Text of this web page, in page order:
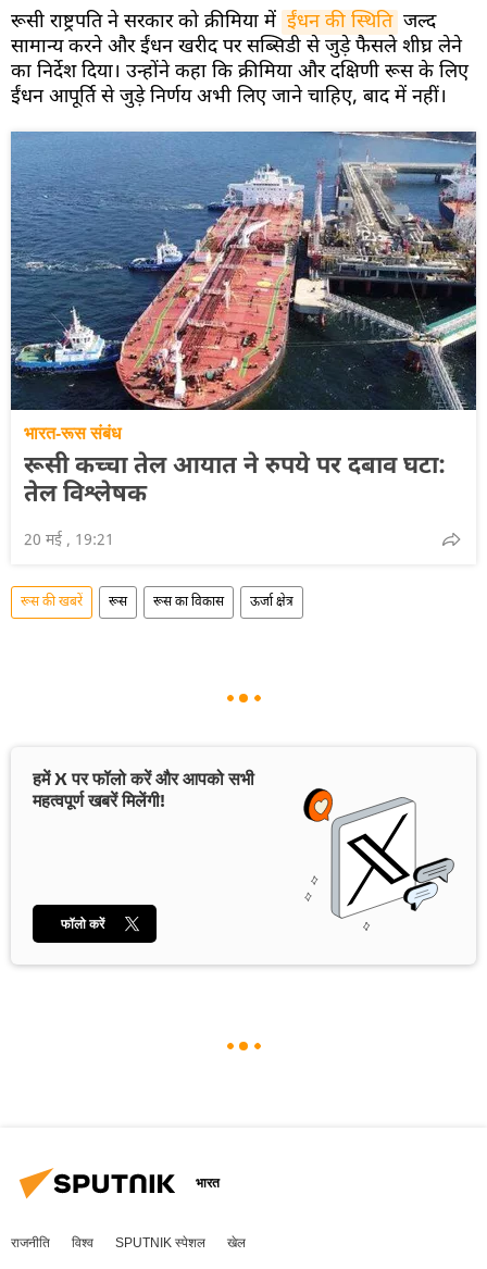
रूसी राष्ट्रपति ने सरकार को क्रीमिया में ईंधन की स्थिति जल्द
सामान्य करने और ईंधन खरीद पर सब्सिडी से जुड़े फैसले शीघ्र लेने
का निर्देश दिया। उन्होंने कहा कि क्रीमिया और दक्षिणी रूस के लिए
ईंधन आपूर्ति से जुड़े निर्णय अभी लिए जाने चाहिए, बाद में नहीं।
भारत-रूस संबंध
रूसी कच्चा तेल आयात ने रुपये पर दबाव घटा:
तेल विश्लेषक
20 मई , 19:21
रूस की खबरें रूस रूस का विकास ऊर्जा क्षेत्र
हमें X पर फॉलो करें और आपको सभी
महत्वपूर्ण खबरें मिलेंगी!
फॉलो करें
भारत
राजनीति विश्व SPUTNIK स्पेशल खेल